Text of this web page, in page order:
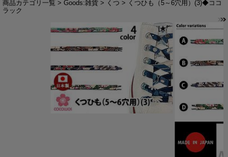
商品カテゴリ一覧 > Goods:雑貨 > くつ > くつひも（5～6穴用）(3)◆ココ
ラック